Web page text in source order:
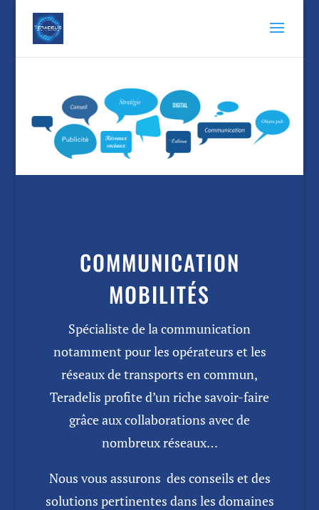
COMMUNICATION
MOBILITÉS
Spécialiste de la communication
notamment pour les opérateurs et les
réseaux de transports en commun,
Teradelis profite d’un riche savoir-faire
grâce aux collaborations avec de
nombreux réseaux…
Nous vous assurons des conseils et des
solutions pertinentes dans les domaines